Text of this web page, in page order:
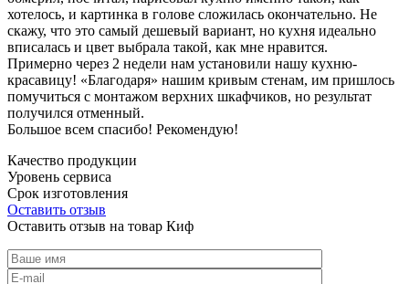
хотелось, и картинка в голове сложилась окончательно. Не
скажу, что это самый дешевый вариант, но кухня идеально
вписалась и цвет выбрала такой, как мне нравится.
Примерно через 2 недели нам установили нашу кухню-
красавицу! «Благодаря» нашим кривым стенам, им пришлось
помучиться с монтажом верхних шкафчиков, но результат
получился отменный.
Большое всем спасибо! Рекомендую!
Качество продукции
Уровень сервиса
Срок изготовления
Оставить отзыв
Оставить отзыв на товар Киф